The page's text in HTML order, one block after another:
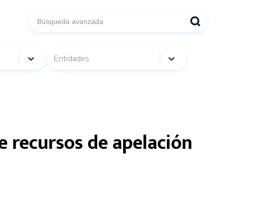
Entidades
de apelación